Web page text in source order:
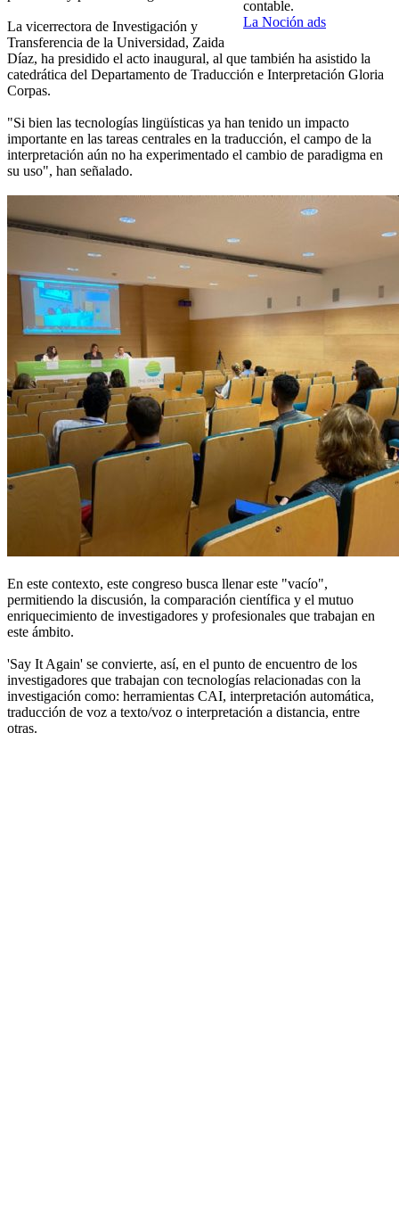
contable.
La Noción ads
La vicerrectora de Investigación y
Transferencia de la Universidad, Zaida
Díaz, ha presidido el acto inaugural, al que también ha asistido la
catedrática del Departamento de Traducción e Interpretación Gloria
Corpas.
"Si bien las tecnologías lingüísticas ya han tenido un impacto
importante en las tareas centrales en la traducción, el campo de la
interpretación aún no ha experimentado el cambio de paradigma en
su uso", han señalado.
En este contexto, este congreso busca llenar este "vacío",
permitiendo la discusión, la comparación científica y el mutuo
enriquecimiento de investigadores y profesionales que trabajan en
este ámbito.
'Say It Again' se convierte, así, en el punto de encuentro de los
investigadores que trabajan con tecnologías relacionadas con la
investigación como: herramientas CAI, interpretación automática,
traducción de voz a texto/voz o interpretación a distancia, entre
otras.